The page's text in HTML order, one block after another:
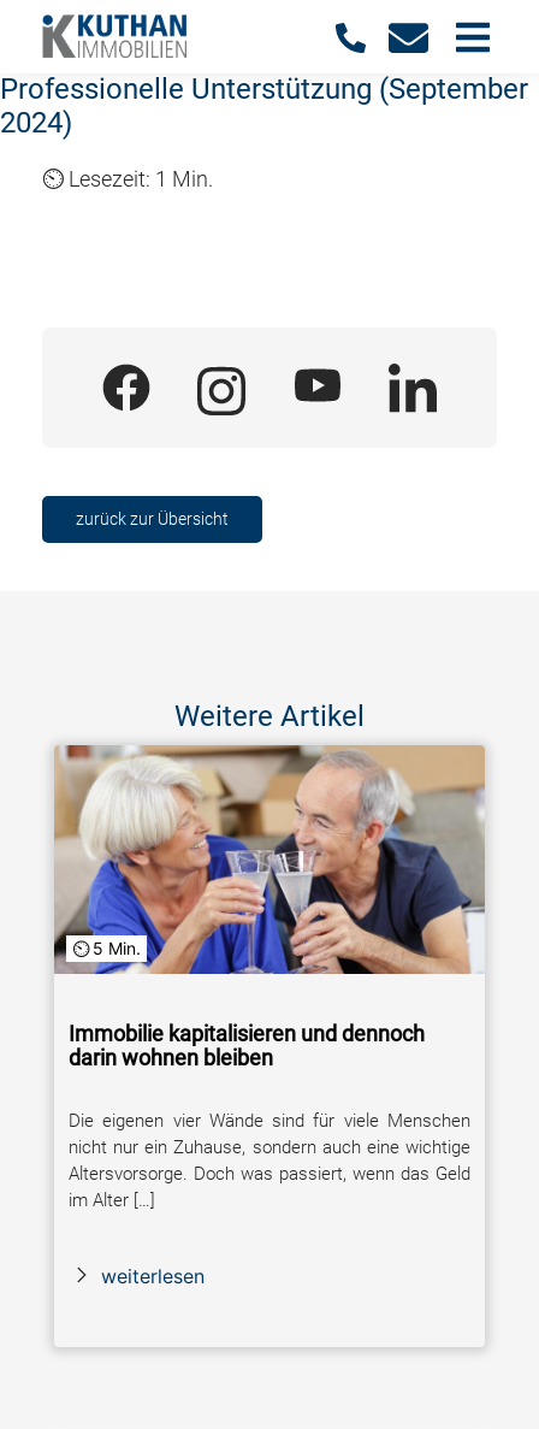
Professionelle Unterstützung (September
2024)
1 Min.
zurück zur Übersicht
Weitere Artikel
5 Min.
Immobilie kapitalisieren und dennoch
darin wohnen bleiben
Die eigenen vier Wände sind für viele Menschen
nicht nur ein Zuhause, sondern auch eine wichtige
Altersvorsorge. Doch was passiert, wenn das Geld
im Alter […]
weiterlesen